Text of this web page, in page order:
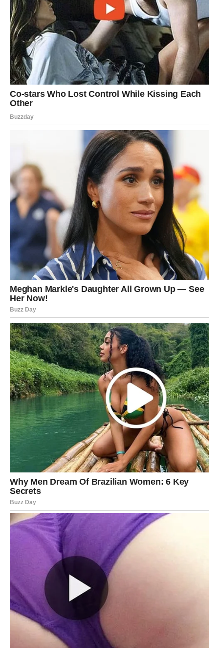
pripremali za ono što sada dolazi.
A ono što dolazi moglo bi vas lijepo iznenaditi.
Zvijezde vam donose novu energiju, više samopouzdanja,
iskrene emocije i priliku da konačno osjetite kako izgleda
kada život radi u vašu korist.
Zato ne ignorišite znakove koje vam sudbina šalje.
Naredni period mogao bi vam donijeti mnogo više sreće,
ljubavi i uspjeha nego što trenutno možete zamisliti.